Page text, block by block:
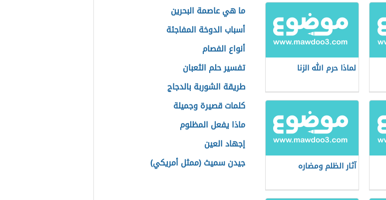
لماذا حرم الله الزنا
آثار الظلم ومضاره
ما هي عاصمة البحرين
أسباب الدوخة المفاجئة
أنواع الفصام
تفسير حلم الثعبان
طريقة الشوربة بالدجاج
كلمات قصيرة وجميلة
ماذا يفعل المظلوم
إجهاد العين
جيدن سميث (ممثل أمريكي)